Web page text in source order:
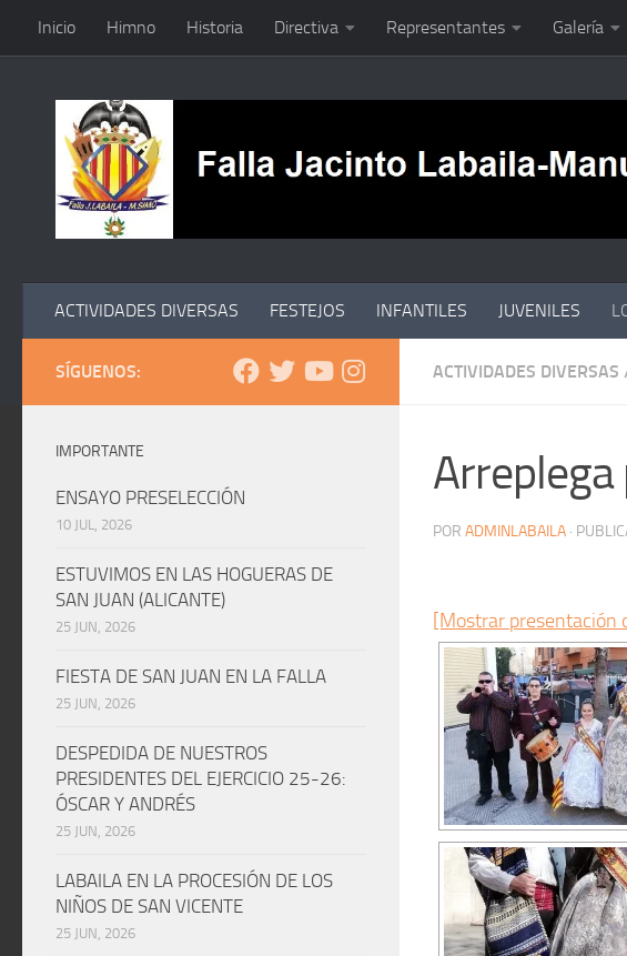
Saltar al contenido
Inicio Himno Historia Directiva Representantes Galería
ACTIVIDADES DIVERSAS FESTEJOS INFANTILES JUVENILES
ACTIVIDADES DIVERSAS
POR ADMINLABAILA ·
[Mostrar presentación
SÍGUENOS:
IMPORTANTE
ENSAYO PRESELECCIÓN
10 JUL, 2026
ESTUVIMOS EN LAS HOGUERAS DE
SAN JUAN (ALICANTE)
25 JUN, 2026
FIESTA DE SAN JUAN EN LA FALLA
25 JUN, 2026
DESPEDIDA DE NUESTROS
PRESIDENTES DEL EJERCICIO 25-26:
ÓSCAR Y ANDRÉS
25 JUN, 2026
LABAILA EN LA PROCESIÓN DE LOS
NIÑOS DE SAN VICENTE
25 JUN, 2026